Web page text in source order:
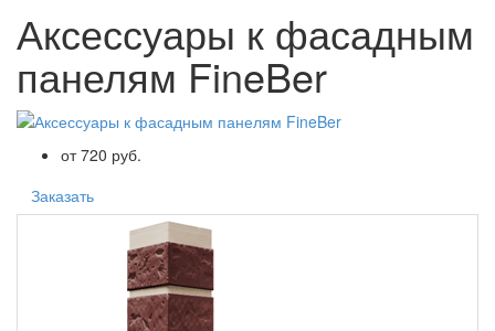
Аксессуары к фасадным
панелям FineBer
от 720 руб.
Заказать